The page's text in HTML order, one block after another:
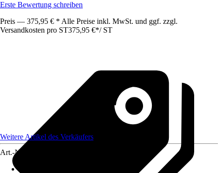
Erste Bewertung schreiben
Preis — 375,95 € * Alle Preise inkl. MwSt. und ggf. zzgl.
Versandkosten pro ST375,95 €*/ ST
Weitere Artikel des Verkäufers
Art.-Nr.